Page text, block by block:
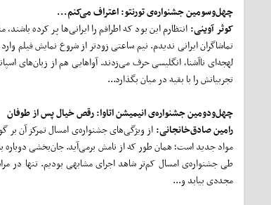
چهلوسومین جشنواره‌ی تورنتو:اعتراف می‌کنم...
کوثر آوینی: انتظارم این بود که اطرافم را ایرانی‌ها پر کرده
تماشاگران ایرانی ندیدم. نیم ساعتی زودتر از شروع نمایش فیلم
لهجه‌ای ناآشنا، انگلیسی حرف می‌زدند. آواهایی هم از زبان‌های
تجربیاتش را با بقیه در میان بگذارد...
چهلودومین جشنواره‌ی انیمیشن اتاوا:رقص خیال پس از طوفان
رامین صادقخانجانی: از ویژگی‌های جشنواره‌ی امسال تمرکز آن بر
مواد جدید است؛ همان طور که از نامش برمی‌آید. جان‌بخشی دوباره
طی جشنواره‌ی امسال کم‌تر شاهد اجرای مشابهی بودیم. تنها در
مجددی بیابد و...